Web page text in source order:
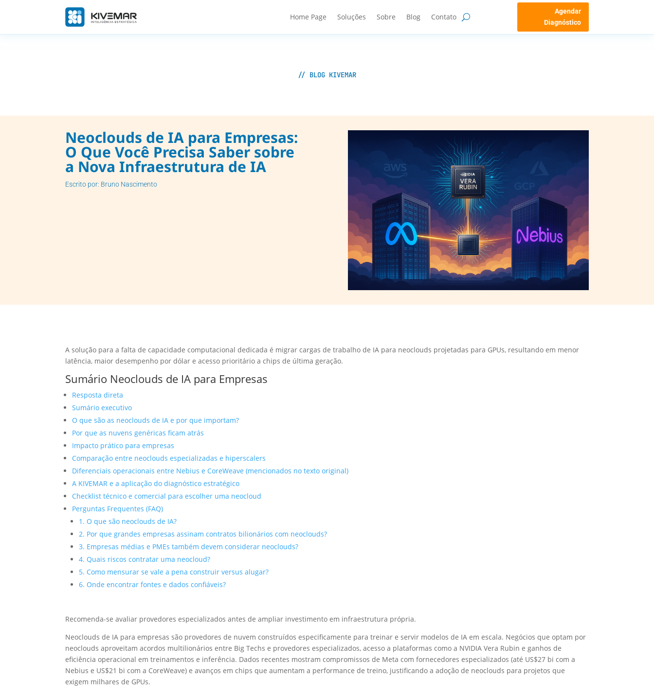
Home Page Soluções Sobre Blog Contato
Agendar
Diagnóstico
// BLOG KIVEMAR
Neoclouds de IA para Empresas:
O Que Você Precisa Saber sobre
a Nova Infraestrutura de IA
Escrito por: Bruno Nascimento
A solução para a falta de capacidade computacional dedicada é migrar cargas de trabalho de IA para neoclouds projetadas para GPUs, resultando em menor
latência, maior desempenho por dólar e acesso prioritário a chips de última geração.
Sumário Neoclouds de IA para Empresas
Resposta direta
Sumário executivo
O que são as neoclouds de IA e por que importam?
Por que as nuvens genéricas ficam atrás
Impacto prático para empresas
Comparação entre neoclouds especializadas e hiperscalers
Diferenciais operacionais entre Nebius e CoreWeave (mencionados no texto original)
A KIVEMAR e a aplicação do diagnóstico estratégico
Checklist técnico e comercial para escolher uma neocloud
Perguntas Frequentes (FAQ)
1. O que são neoclouds de IA?
2. Por que grandes empresas assinam contratos bilionários com neoclouds?
3. Empresas médias e PMEs também devem considerar neoclouds?
4. Quais riscos contratar uma neocloud?
5. Como mensurar se vale a pena construir versus alugar?
6. Onde encontrar fontes e dados confiáveis?
Recomenda-se avaliar provedores especializados antes de ampliar investimento em infraestrutura própria.
Neoclouds de IA para empresas são provedores de nuvem construídos especificamente para treinar e servir modelos de IA em escala. Negócios que optam por
neoclouds aproveitam acordos multilionários entre Big Techs e provedores especializados, acesso a plataformas como a NVIDIA Vera Rubin e ganhos de
eficiência operacional em treinamentos e inferência. Dados recentes mostram compromissos de Meta com fornecedores especializados (até US$27 bi com a
Nebius e US$21 bi com a CoreWeave) e avanços em chips que aumentam a performance de treino, justificando a adoção de neoclouds para projetos que
exigem milhares de GPUs.